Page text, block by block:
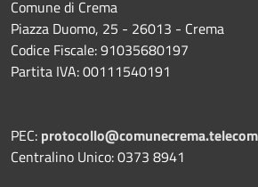
Comune di Crema
Piazza Duomo, 25 - 26013 - Crema
Codice Fiscale: 91035680197
Partita IVA: 00111540191
PEC:
Centralino Unico: 0373 8941